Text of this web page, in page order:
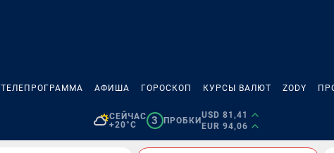
ТЕЛЕПРОГРАММА АФИША ГОРОСКОП КУРСЫ ВАЛЮТ ZODY
СЕЙЧАС
+20°C
3 ПРОБКИ
USD 81,41
EUR 94,06